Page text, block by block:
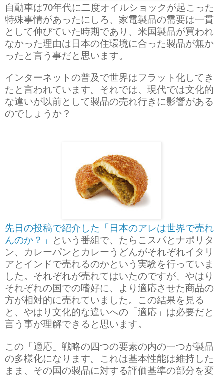
自動車は70年代に二度オイルショックが起こった
特殊事情があったにしろ、家電製品の需要は一貫
として伸びていた時期であり、米国製品が買われ
なかった理由は日本の住環境に合った製品が無か
ったと言う事だと思います。
インターネットの普及で世界はフラット化してき
たと言われています。それでは、現代では文化的
な違いが以前として製品の売れ行きに影響がある
のでしょうか？
先日の投稿で紹介した「日本のアレは世界で売れ
んのか？」 という番組で、たらこスパとナポリタ
ン、カレーパンとカレーうどんがそれぞれイタリ
アとインドで売れるのかという実験を行っていま
した。それぞれが売れてはいたのですが、やはり
それぞれの国での嗜好に、より適応させた商品の
方が相対的に売れていました。この結果を見る
と、やはり文化的な違いへの「適応」は必要だと
言う事が理解できると思います。
この「適応」戦略の四つの要素の内の一つが製品
の多様化になります。これは基本性能は維持した
まま、その国の製品に対する評価基準の部分を変